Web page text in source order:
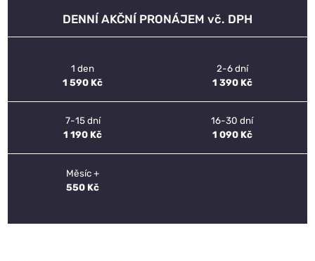
DENNÍ AKČNÍ PRONÁJEM vč. DPH
1 den
1 590 Kč
2-6 dní
1 390 Kč
7-15 dní
1 190 Kč
16-30 dní
1 090 Kč
Měsíc +
550 Kč